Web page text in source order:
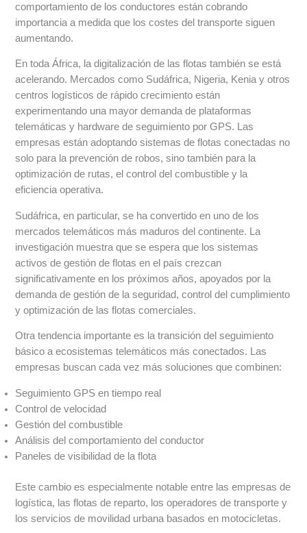
comportamiento de los conductores están cobrando
importancia a medida que los costes del transporte siguen
aumentando.
En toda África, la digitalización de las flotas también se está
acelerando. Mercados como Sudáfrica, Nigeria, Kenia y otros
centros logísticos de rápido crecimiento están
experimentando una mayor demanda de plataformas
telemáticas y hardware de seguimiento por GPS. Las
empresas están adoptando sistemas de flotas conectadas no
solo para la prevención de robos, sino también para la
optimización de rutas, el control del combustible y la
eficiencia operativa.
Sudáfrica, en particular, se ha convertido en uno de los
mercados telemáticos más maduros del continente. La
investigación muestra que se espera que los sistemas
activos de gestión de flotas en el país crezcan
significativamente en los próximos años, apoyados por la
demanda de gestión de la seguridad, control del cumplimiento
y optimización de las flotas comerciales.
Otra tendencia importante es la transición del seguimiento
básico a ecosistemas telemáticos más conectados. Las
empresas buscan cada vez más soluciones que combinen:
Seguimiento GPS en tiempo real
Control de velocidad
Gestión del combustible
Análisis del comportamiento del conductor
Paneles de visibilidad de la flota
Este cambio es especialmente notable entre las empresas de
logística, las flotas de reparto, los operadores de transporte y
los servicios de movilidad urbana basados en motocicletas.